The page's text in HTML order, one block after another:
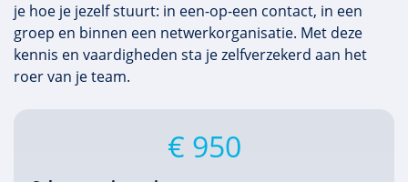
je hoe je jezelf stuurt: in een-op-een contact, in een
groep en binnen een netwerkorganisatie. Met deze
kennis en vaardigheden sta je zelfverzekerd aan het
roer van je team.
€ 950